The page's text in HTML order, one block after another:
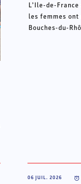
L’Ile-de-
les femmes
Bouches-du-
06 JUIL. 2026